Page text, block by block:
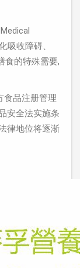
吸收障碍、
食的特殊需要,
食品注册管理
安全法实施条
律地位将逐渐